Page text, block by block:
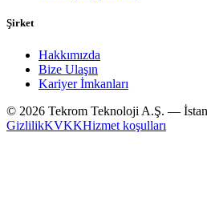
Şirket
Hakkımızda
Bize Ulaşın
Kariyer İmkanları
© 2026 Tekrom Teknoloji A.Ş. —
GizlilikKVKKHizmet koşulları